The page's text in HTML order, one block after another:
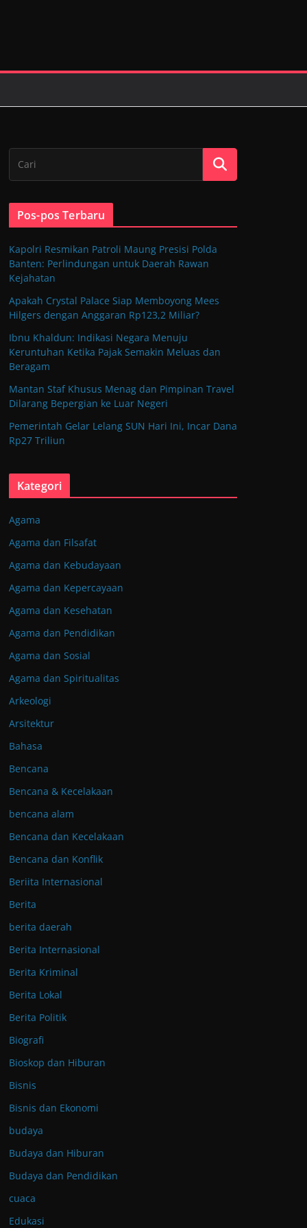
Pos-pos Terbaru
Kapolri Resmikan Patroli Maung Presisi Polda
Banten: Perlindungan untuk Daerah Rawan
Kejahatan
Apakah Crystal Palace Siap Memboyong Mees
Hilgers dengan Anggaran Rp123,2 Miliar?
Ibnu Khaldun: Indikasi Negara Menuju
Keruntuhan Ketika Pajak Semakin Meluas dan
Beragam
Mantan Staf Khusus Menag dan Pimpinan Travel
Dilarang Bepergian ke Luar Negeri
Pemerintah Gelar Lelang SUN Hari Ini, Incar Dana
Rp27 Triliun
Kategori
Agama
Agama dan Filsafat
Agama dan Kebudayaan
Agama dan Kepercayaan
Agama dan Kesehatan
Agama dan Pendidikan
Agama dan Sosial
Agama dan Spiritualitas
Arkeologi
Arsitektur
Bahasa
Bencana
Bencana & Kecelakaan
bencana alam
Bencana dan Kecelakaan
Bencana dan Konflik
Beriita Internasional
Berita
berita daerah
Berita Internasional
Berita Kriminal
Berita Lokal
Berita Politik
Biografi
Bioskop dan Hiburan
Bisnis
Bisnis dan Ekonomi
budaya
Budaya dan Hiburan
Budaya dan Pendidikan
cuaca
Edukasi